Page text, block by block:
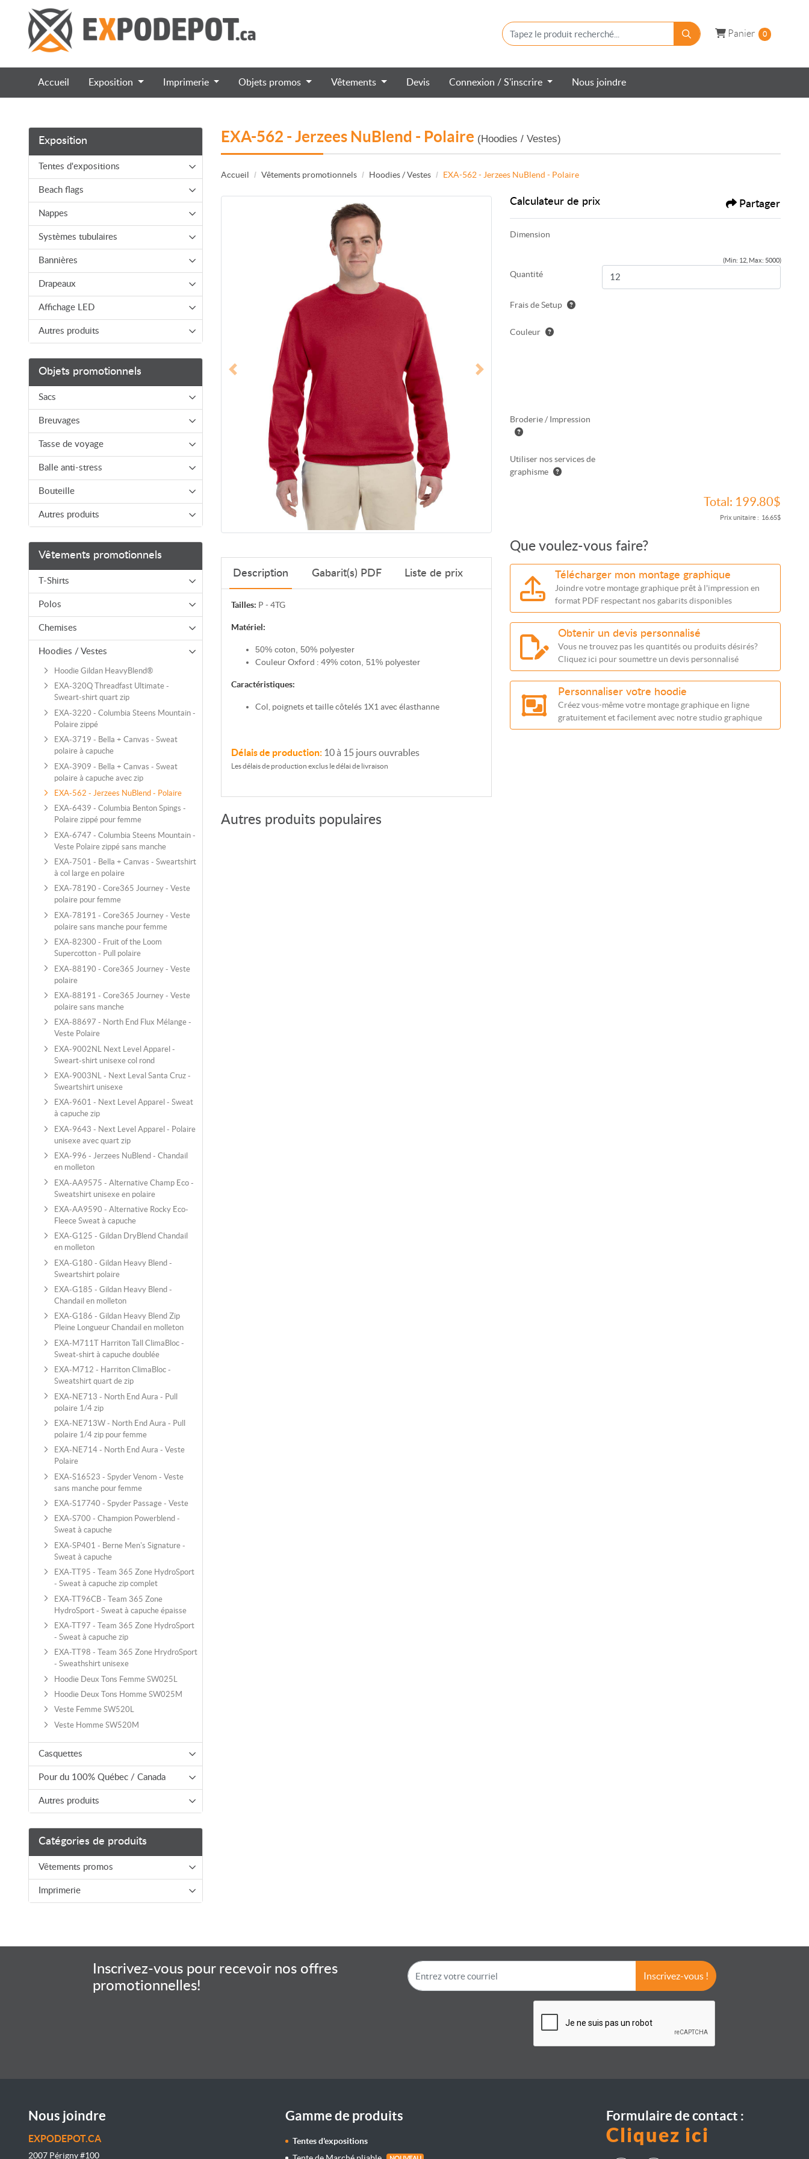
Panier
Panier 0
Accueil Exposition Imprimerie Objets promos Vêtements Devis Connexion / S'inscrire Nous joindre
Exposition
Tentes d'expositions
Beach flags
Nappes
Systèmes tubulaires
Bannières
Drapeaux
Affichage LED
Autres produits
Objets promotionnels
Sacs
Breuvages
Tasse de voyage
Balle anti-stress
Bouteille
Autres produits
Vêtements promotionnels
T-Shirts
Polos
Chemises
Hoodies / Vestes
Hoodie Gildan HeavyBlend®
EXA-320Q Threadfast Ultimate -
Sweart-shirt quart zip
EXA-3220 - Columbia Steens Mountain -
Polaire zippé
EXA-3719 - Bella + Canvas - Sweat
polaire à capuche
EXA-3909 - Bella + Canvas - Sweat
polaire à capuche avec zip
EXA-562 - Jerzees NuBlend - Polaire
EXA-6439 - Columbia Benton Spings -
Polaire zippé pour femme
EXA-6747 - Columbia Steens Mountain -
Veste Polaire zippé sans manche
EXA-7501 - Bella + Canvas - Sweartshirt
à col large en polaire
EXA-78190 - Core365 Journey - Veste
polaire pour femme
EXA-78191 - Core365 Journey - Veste
polaire sans manche pour femme
EXA-82300 - Fruit of the Loom
Supercotton - Pull polaire
EXA-88190 - Core365 Journey - Veste
polaire
EXA-88191 - Core365 Journey - Veste
polaire sans manche
EXA-88697 - North End Flux Mélange -
Veste Polaire
EXA-9002NL Next Level Apparel -
Sweart-shirt unisexe col rond
EXA-9003NL - Next Leval Santa Cruz -
Sweartshirt unisexe
EXA-9601 - Next Level Apparel - Sweat
à capuche zip
EXA-9643 - Next Level Apparel - Polaire
unisexe avec quart zip
EXA-996 - Jerzees NuBlend - Chandail
en molleton
EXA-AA9575 - Alternative Champ Eco -
Sweatshirt unisexe en polaire
EXA-AA9590 - Alternative Rocky Eco-
Fleece Sweat à capuche
EXA-G125 - Gildan DryBlend Chandail
en molleton
EXA-G180 - Gildan Heavy Blend -
Sweartshirt polaire
EXA-G185 - Gildan Heavy Blend -
Chandail en molleton
EXA-G186 - Gildan Heavy Blend Zip
Pleine Longueur Chandail en molleton
EXA-M711T Harriton Tall ClimaBloc -
Sweat-shirt à capuche doublée
EXA-M712 - Harriton ClimaBloc -
Sweatshirt quart de zip
EXA-NE713 - North End Aura - Pull
polaire 1/4 zip
EXA-NE713W - North End Aura - Pull
polaire 1/4 zip pour femme
EXA-NE714 - North End Aura - Veste
Polaire
EXA-S16523 - Spyder Venom - Veste
sans manche pour femme
EXA-S17740 - Spyder Passage - Veste
EXA-S700 - Champion Powerblend -
Sweat à capuche
EXA-SP401 - Berne Men's Signature -
Sweat à capuche
EXA-TT95 - Team 365 Zone HydroSport
- Sweat à capuche zip complet
EXA-TT96CB - Team 365 Zone
HydroSport - Sweat à capuche épaisse
EXA-TT97 - Team 365 Zone HydroSport
- Sweat à capuche zip
EXA-TT98 - Team 365 Zone HrydroSport
- Sweathshirt unisexe
Hoodie Deux Tons Femme SW025L
Hoodie Deux Tons Homme SW025M
Veste Femme SW520L
Veste Homme SW520M
Casquettes
Pour du 100% Québec / Canada
Autres produits
Catégories de produits
Vêtements promos
Imprimerie
EXA-562 - Jerzees NuBlend - Polaire (Hoodies / Vestes)
Accueil Vêtements promotionnels Hoodies / Vestes EXA-562 - Jerzees NuBlend - Polaire
Description Gabarit(s) PDF Liste de prix
Tailles: P - 4TG
Matériel:
50% coton, 50% polyester
Couleur Oxford : 49% coton, 51% polyester
Caractéristiques:
Col, poignets et taille côtelés 1X1 avec élasthanne
Délais de production: 10 à 15 jours ouvrables
Les délais de production exclus le délai de livraison
Calculateur de prix Partager
Dimension
(Min: 12, Max: 5000)
Quantité
Frais de Setup
Couleur
Broderie / Impression
Utiliser nos services de
graphisme
Total: 199.80$
Prix unitaire : 16.65$
Que voulez-vous faire?
Télécharger mon montage graphique
Joindre votre montage graphique prêt à l'impression en
format PDF respectant nos gabarits disponibles
Obtenir un devis personnalisé
Vous ne trouvez pas les quantités ou produits désirés?
Cliquez ici pour soumettre un devis personnalisé
Personnaliser votre hoodie
Créez vous-même votre montage graphique en ligne
gratuitement et facilement avec notre studio graphique
Autres produits populaires
Inscrivez-vous pour recevoir nos offres
promotionnelles!
Inscrivez-vous !
Nous joindre
EXPODEPOT.CA
2007 Périgny #100
Gamme de produits
Tentes d'expositions
Formulaire de contact :
Cliquez ici